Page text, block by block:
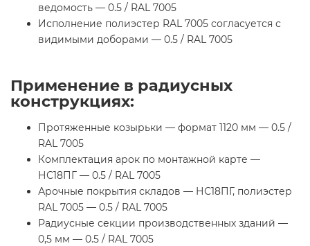
ведомость — 0.5 / RAL 7005
Исполнение полиэстер RAL 7005 согласуется с
видимыми доборами — 0.5 / RAL 7005
Применение в радиусных
конструкциях:
Протяженные козырьки — формат 1120 мм — 0.5 /
RAL 7005
Комплектация арок по монтажной карте —
НС18ПГ — 0.5 / RAL 7005
Арочные покрытия складов — НС18ПГ, полиэстер
RAL 7005 — 0.5 / RAL 7005
Радиусные секции производственных зданий —
0,5 мм — 0.5 / RAL 7005